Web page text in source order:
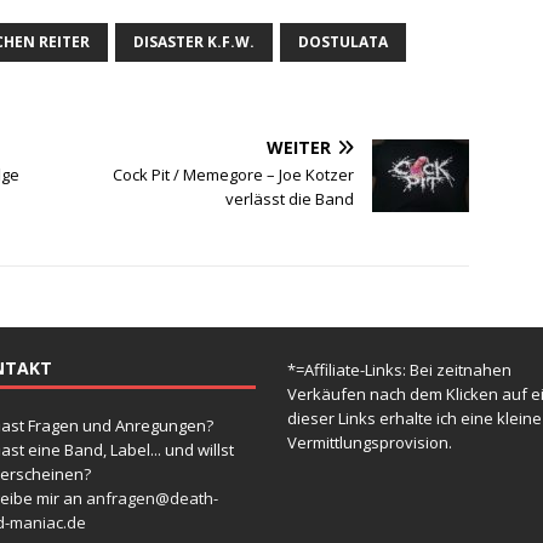
REITER DISASTER K.F.W. DOSTULATA
WEITER
Cock Pit / Memegore – Joe Kotzer
verlässt die Band
Fragen und Anregungen?
eine Band, Label... und willst
mir an anfragen@death-
maniac.de
*=Affiliate-Links: Bei zeitnahen
Verkäufen nach dem Klicken auf
dieser Links erhalte ich eine kleine
Vermittlungsprovision.